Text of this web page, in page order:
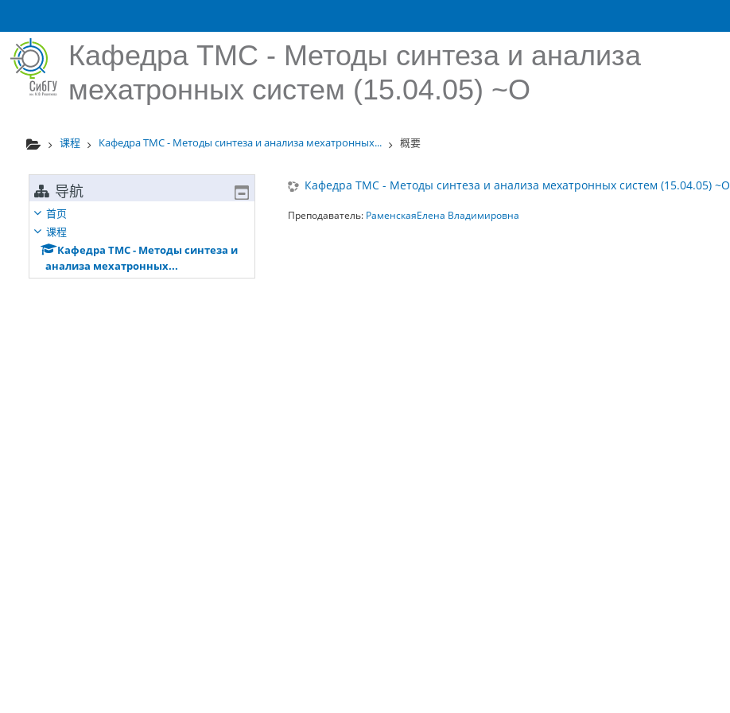
Кафедра ТМС - Методы синтеза и анализа
мехатронных систем (15.04.05) ~О
课程 Кафедра ТМС - Методы синтеза и анализа мехатронных... 概要
Кафедра ТМС - Методы синтеза и анализа мехатронных систем (15.04.05) ~О
Преподаватель: РаменскаяЕлена Владимировна
导航
首页
课程
Кафедра ТМС - Методы синтеза и
анализа мехатронных...